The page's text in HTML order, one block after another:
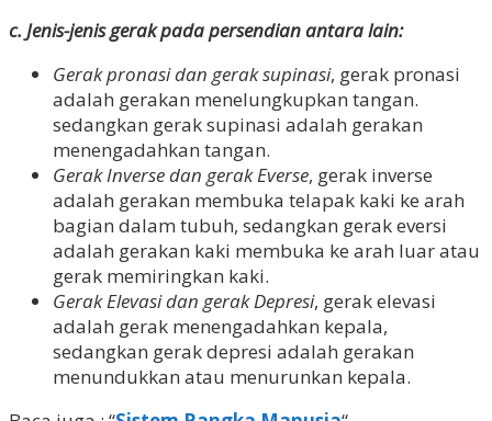
c. Jenis-jenis gerak pada persendian antara lain:
Gerak pronasi dan gerak supinasi, gerak pronasi
adalah gerakan menelungkupkan tangan.
sedangkan gerak supinasi adalah gerakan
menengadahkan tangan.
Gerak Inverse dan gerak Everse, gerak inverse
adalah gerakan membuka telapak kaki ke arah
bagian dalam tubuh, sedangkan gerak eversi
adalah gerakan kaki membuka ke arah luar atau
gerak memiringkan kaki.
Gerak Elevasi dan gerak Depresi, gerak elevasi
adalah gerak menengadahkan kepala,
sedangkan gerak depresi adalah gerakan
menundukkan atau menurunkan kepala.